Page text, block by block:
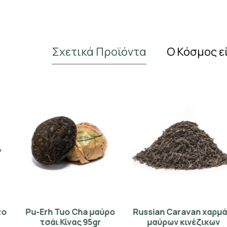
Σχετικά Προϊόντα Ο Κόσμος
Pu-Erh Tuo Cha μαύρο
τσάι Κίνας 95gr
Russian Caravan χαρμάνι
μαύρων κινέζικων
Black Yunnan Pu Erh Chi
Tse Beeng Cha μαύρο
Yixing κεραμικό κουπάκι
κόκκινο 130ml